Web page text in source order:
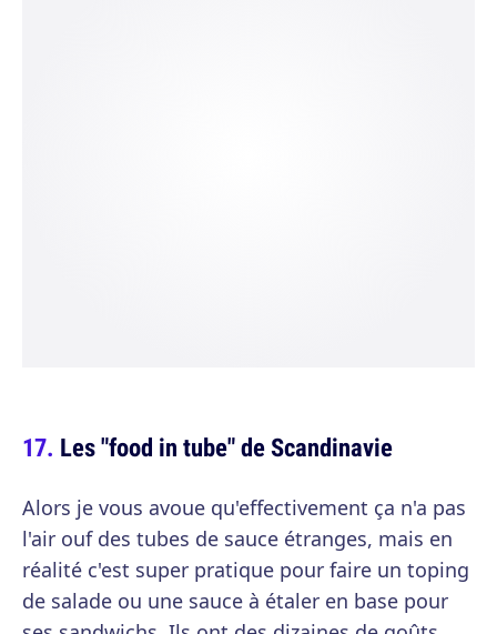
Les "food in tube" de Scandinavie
Alors je vous avoue qu'effectivement ça n'a pas
l'air ouf des tubes de sauce étranges, mais en
réalité c'est super pratique pour faire un toping
de salade ou une sauce à étaler en base pour